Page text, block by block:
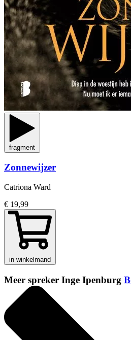
fragment
Zonnewijzer
Catriona Ward
€ 19,99
in winkelmand
Meer spreker Inge Ipenburg